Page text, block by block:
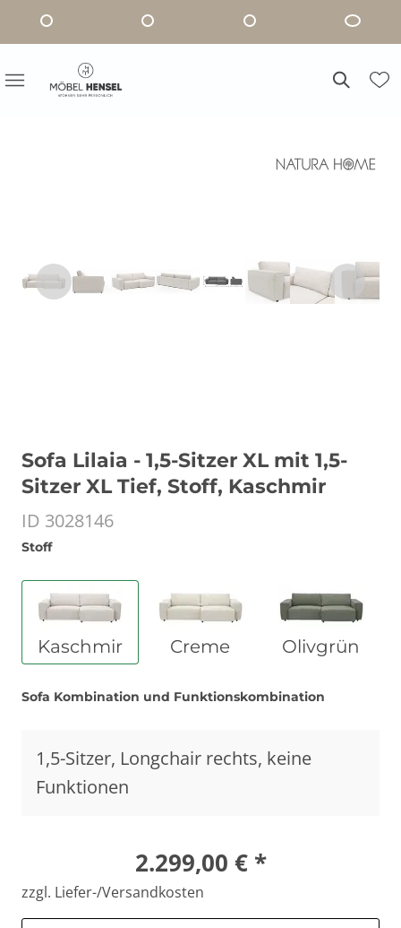
Sofa Lilaia - 1,5-Sitzer XL mit 1,5-
Sitzer XL Tief, Stoff, Kaschmir
ID 3028146
Stoff
Kaschmir Creme Olivgrün
Sofa Kombination und Funktionskombination
1,5-Sitzer, Longchair rechts, keine
Funktionen
2.299,00 € *
zzgl. Liefer-/Versandkosten